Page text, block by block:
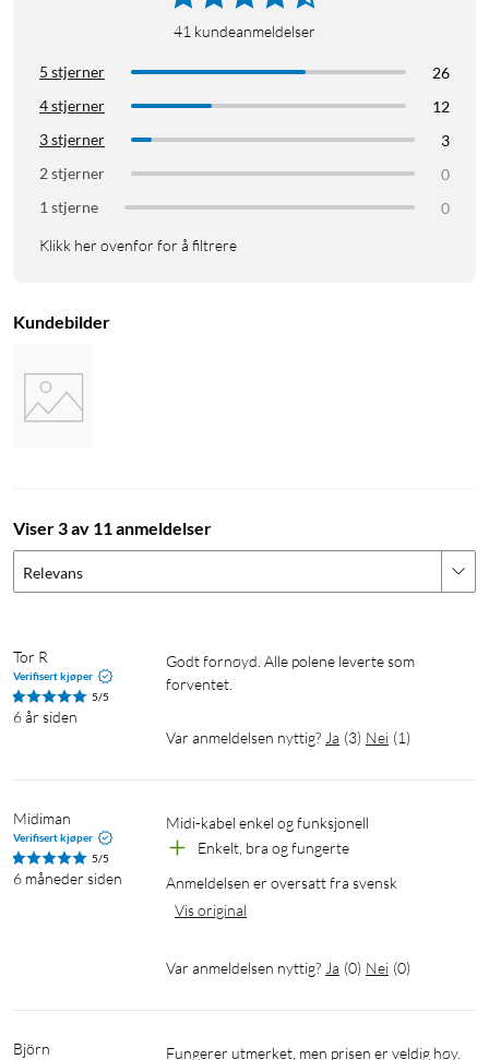
41 kundeanmeldelser
5 stjerner
26
4 stjerner
12
3 stjerner
3
2 stjerner
0
1 stjerne
0
Klikk her ovenfor for å filtrere
Kundebilder
Viser 3 av 11 anmeldelser
Relevans
Tor R
Verifisert kjøper
5/5
6 år siden
Godt fornøyd. Alle polene leverte som
forventet.
Var anmeldelsen nyttig? Ja (3) Nei (1)
Midiman
Verifisert kjøper
5/5
6 måneder siden
Midi-kabel enkel og funksjonell
Enkelt, bra og fungerte
Anmeldelsen er oversatt fra svensk
Vis original
Var anmeldelsen nyttig? Ja (0) Nei (0)
Björn Fungerer utmerket, men prisen er veldig høy.